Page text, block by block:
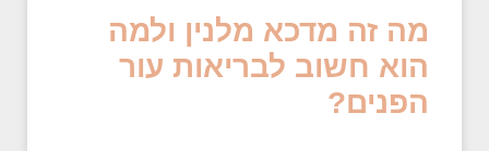
מה זה מדכא מלנין ולמה
הוא חשוב לבריאות עור
הפנים?